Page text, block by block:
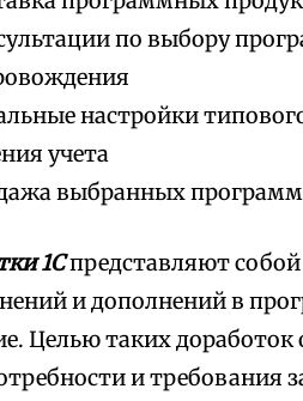
по выбору
настройки
учета
выбранных
1Спредставляют
и дополнений в
Целью таких
и требования